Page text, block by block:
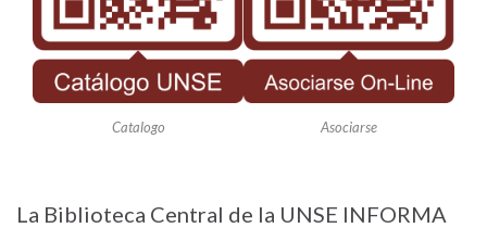
Catalogo Asociarse
La Biblioteca Central de la UNSE INFORMA